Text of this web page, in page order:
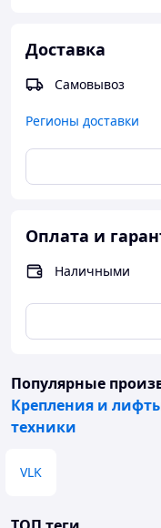
Доставка
Самовывоз
Регионы доставки
Оплата и
Наличными
Популярные
Крепления и
техники
VLK